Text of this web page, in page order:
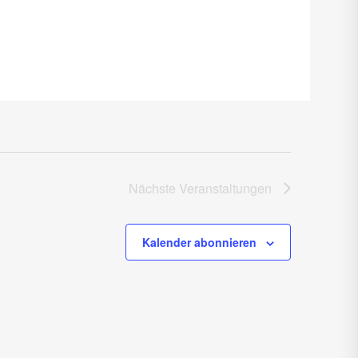
Nächste Veranstaltungen
Kalender abonnieren